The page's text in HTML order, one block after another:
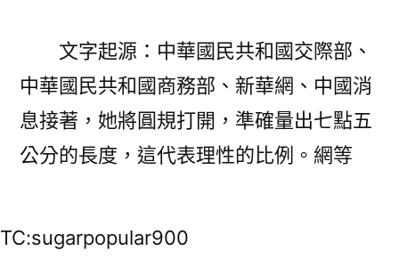
文字起源：中華國民共和國交際部、
中華國民共和國商務部、新華網、中國消
息接著，她將圓規打開，準確量出七點五
公分的長度，這代表理性的比例。網等
TC:sugarpopular900